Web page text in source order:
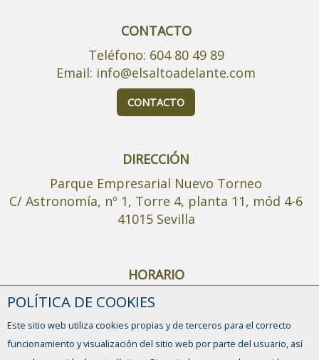
CONTACTO
Teléfono: 604 80 49 89
Email: info@elsaltoadelante.com
CONTACTO
DIRECCIÓN
Parque Empresarial Nuevo Torneo
C/ Astronomía, nº 1, Torre 4, planta 11, mód 4-6
41015 Sevilla
HORARIO
Mañana: De 9:00-14:00h de Lunes a Viernes
POLÍTICA DE COOKIES
Este sitio web utiliza cookies propias y de terceros para el correcto
funcionamiento y visualización del sitio web por parte del usuario, así